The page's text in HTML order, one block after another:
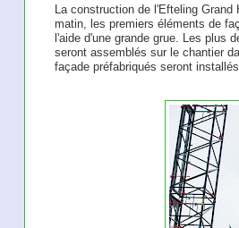
La construction de l'Efteling
matin, les premiers éléments de
l'aide d'une grande grue. Les plus
seront assemblés sur le chantier
façade préfabriqués seront installés.